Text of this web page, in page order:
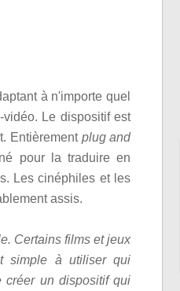
à n'importe quel
Le dispositif est
Entièrement plug and
pour la traduire en
Les cinéphiles et les
assis.
Certains films et jeux
simple à utiliser qui
créer un dispositif qui